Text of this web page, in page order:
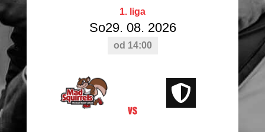
Odehraná utkání
Nejproduktivnější hráči
Odehraná utkání
Odehraná utkání
Odehraná utkání
1. liga
So29. 08. 2026
od 14:00